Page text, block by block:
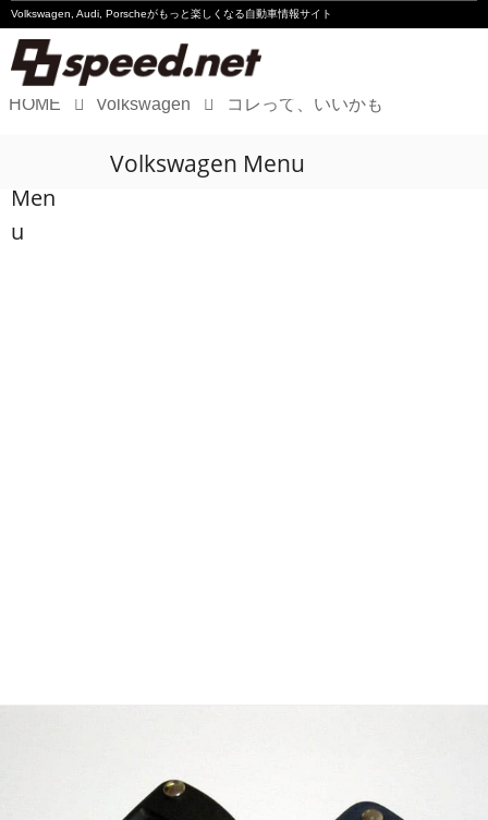
Volkswagen, Audi, Porscheがもっと楽しくなる自動車情報サイト
Audi
HOME Volkswagen コレって、いいかも
Men
u
Volkswagen Menu